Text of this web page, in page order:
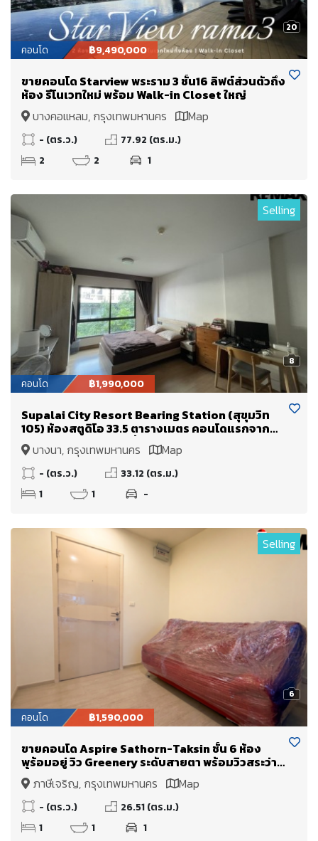
20
คอนโด ฿9,490,000
ขายคอนโด Starview พระราม 3 ชั้น16 ลิฟต์ส่วนตัวถึง
ห้อง รีโนเวทใหม่ พร้อม Walk-in Closet ใหญ่
บางคอแหลม, กรุงเทพมหานคร
Map
- (ตร.ว.)
77.92 (ตร.ม.)
2
2 1
8
Selling
คอนโด ฿1,990,000
Supalai City Resort Bearing Station (สุขุมวิท
105) ห้องสตูดิโอ 33.5 ตารางเมตร คอนโดแรกจาก
ปากซอย!! ลงBTS แบริ่งถึงซอยเลย
บางนา, กรุงเทพมหานคร Map
- (ตร.ว.)
33.12 (ตร.ม.)
1
1 -
6
Selling
คอนโด ฿1,590,000
ขายคอนโด Aspire Sathorn-Taksin ชั้น 6 ห้อง
พร้อมอยู่ วิว Greenery ระดับสายตา พร้อมวิวสระว่าย
น้ำ ภาษีเจริญ, กรุงเทพมหานคร Map
- (ตร.ว.)
26.51 (ตร.ม.)
1
1 1